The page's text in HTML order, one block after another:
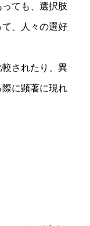
ても、選択肢
、人々の選好
されたり、異
に顕著に現れ